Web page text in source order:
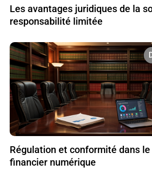
Les avantages juridiques de la
responsabilité limitée
Régulation et conformité dans
financier numérique